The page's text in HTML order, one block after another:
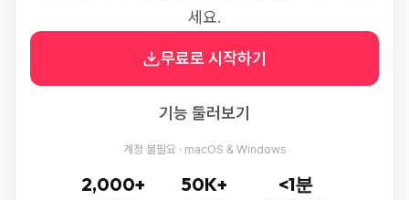
세요.
무료로 시작하기
기능 둘러보기
계정 불필요 · macOS & Windows
2,000+ 50K+ <1분